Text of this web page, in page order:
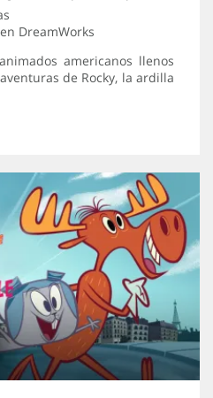
DreamWorks
americanos llenos
de Rocky, la ardilla